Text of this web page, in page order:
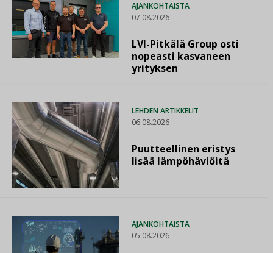
AJANKOHTAISTA
07.08.2026
LVI-Pitkälä Group osti
nopeasti kasvaneen
yrityksen
LEHDEN ARTIKKELIT
06.08.2026
Puutteellinen eristys
lisää lämpöhäviöitä
AJANKOHTAISTA
05.08.2026